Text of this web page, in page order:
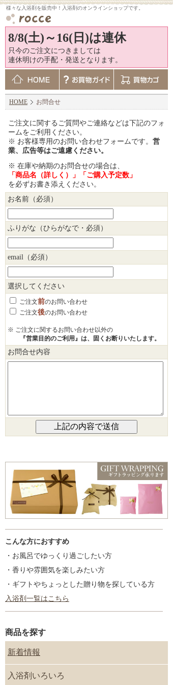
様々な入浴剤を販売中！入浴剤のオンラインショップです。
8/8(土)～16(日)は連休
只今のご注文につきましては
連休明けの手配・発送となります。
HOME お問合せ
ご注文に関するご質問やご連絡などは下記のフォ
ームをご利用ください。
※ お客様専用のお問い合わせフォームです。 営
業、広告等はご遠慮ください。
※ 在庫や納期のお問合せの場合は、
「商品名（詳しく）」「ご購入予定数」
を必ずお書き添えください。
お名前（必須）
ふりがな（ひらがなで・必須）
email（必須）
選択してください
ご注文前のお問い合わせ
ご注文後のお問い合わせ
※ ご注文に関するお問い合わせ以外の
『営業目的のご利用』は、固くお断りいたします。
お問合せ内容
こんな方におすすめ
・お風呂でゆっくり過ごしたい方
・香りや雰囲気を楽しみたい方
・ギフトやちょっとした贈り物を探している方
入浴剤一覧はこちら
商品を探す
新着情報
入浴剤いろいろ